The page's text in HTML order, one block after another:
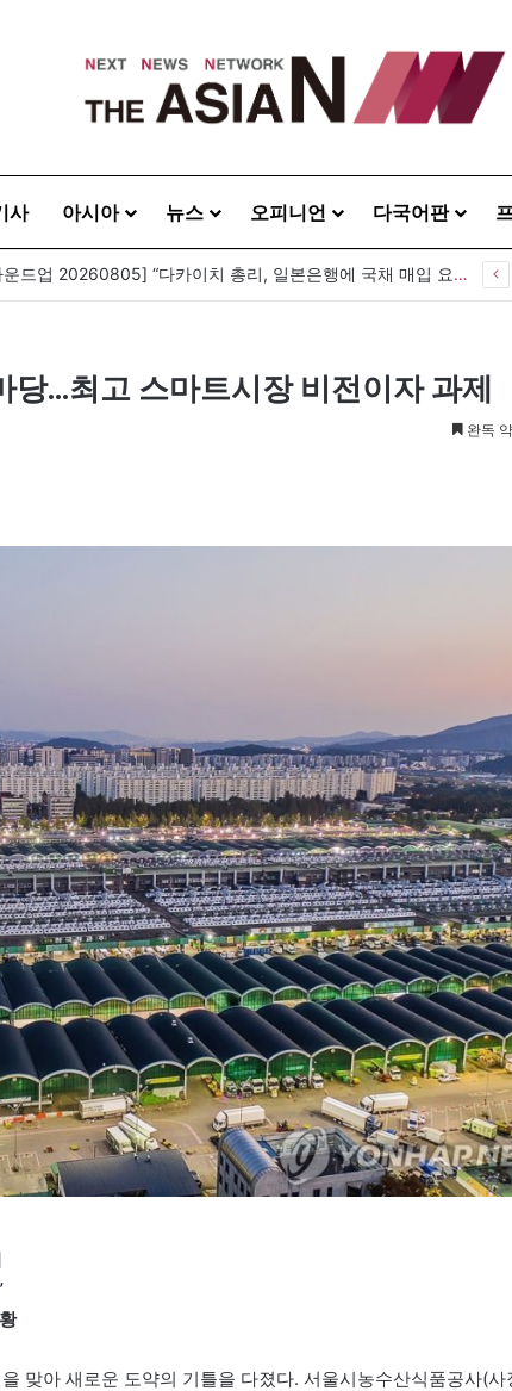
사 아시아 뉴스 오피니언 다국어판
중앙아시아 첫 수상 포뮬러1 이식쿨 그랑프리 성황…키르기스스탄, 대회 연례화 추진
당…최고 스마트시장 비전이자 과제
완독
맞아 새로운 도약의 기틀을 다졌다. 서울시농수산식품공사(사